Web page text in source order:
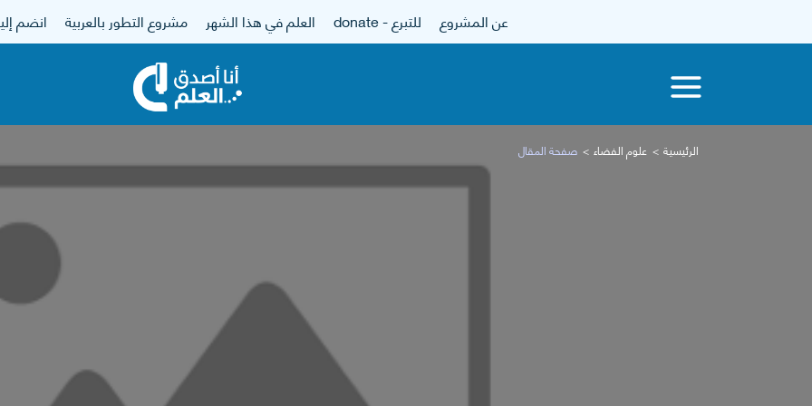
عن المشروع للتبرع - donate العلم في هذا الشهر مشروع التطور بالعربية انضم
الرئيسية علوم الفضاء صفحة المقال